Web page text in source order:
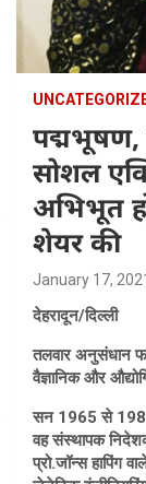
पद्मभूषण,
सोशल
अभिभूत
शेयर की
January 17, 2021
देहरादून/दिल्ली
तलवार अनुसंधान
वैज्ञानिक और
सन 1965 से 1983
वह संस्थापक
प्रो.जॉन्स हापिंग